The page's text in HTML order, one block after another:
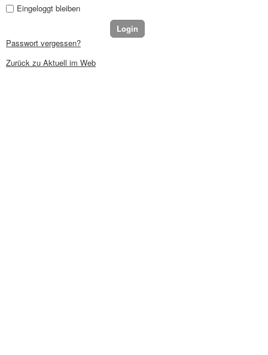
Eingeloggt bleiben
Passwort vergessen?
Zurück zu Aktuell im Web